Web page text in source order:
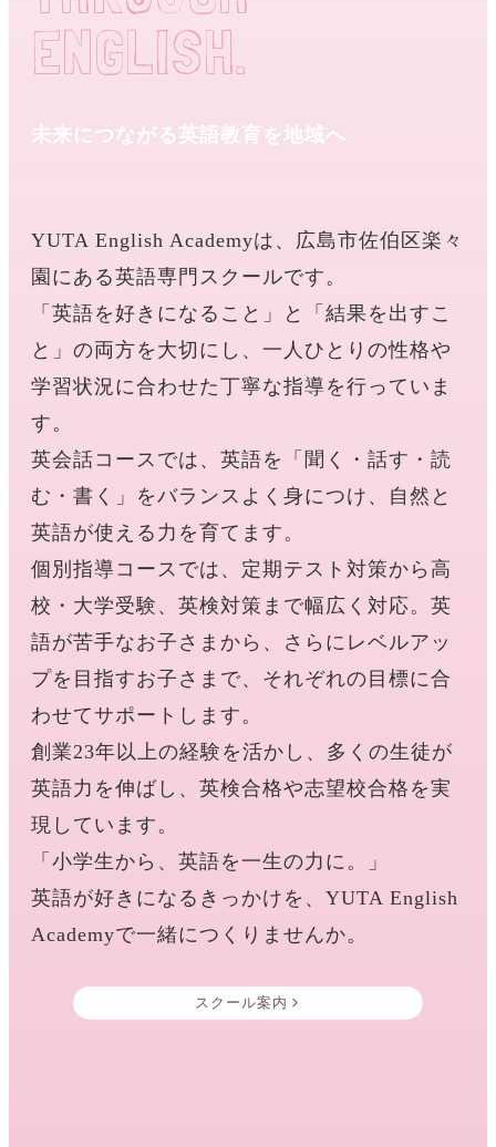
ENGLISH.
未来につながる英語教育を地域へ
YUTA English Academyは、広島市佐伯区楽々
園にある英語専門スクールです。
「英語を好きになること」と「結果を出すこ
と」の両方を大切にし、一人ひとりの性格や
学習状況に合わせた丁寧な指導を行っていま
す。
英会話コースでは、英語を「聞く・話す・読
む・書く」をバランスよく身につけ、自然と
英語が使える力を育てます。
個別指導コースでは、定期テスト対策から高
校・大学受験、英検対策まで幅広く対応。英
語が苦手なお子さまから、さらにレベルアッ
プを目指すお子さまで、それぞれの目標に合
わせてサポートします。
創業23年以上の経験を活かし、多くの生徒が
英語力を伸ばし、英検合格や志望校合格を実
現しています。
「小学生から、英語を一生の力に。」
英語が好きになるきっかけを、YUTA English
Academyで一緒につくりませんか。
スクール案内